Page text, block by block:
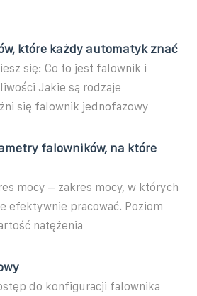
które każdy automatyk znać
się: Co to jest falownik i
Jakie są rodzaje
się falownik jednofazowy
falowników, na które
mocy – zakres mocy, w których
efektywnie pracować. Poziom
natężenia
do konfiguracji falownika